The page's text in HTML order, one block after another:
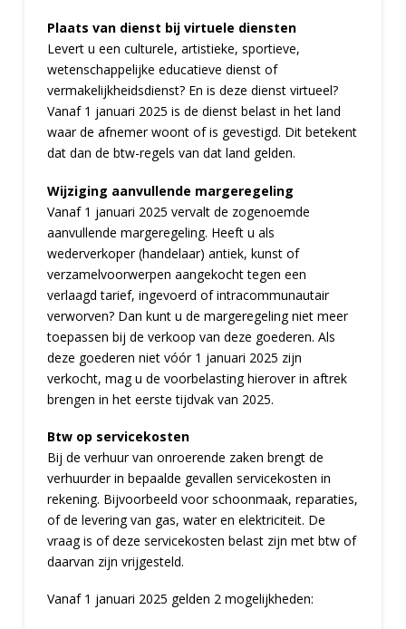
Plaats van dienst bij virtuele diensten
Levert u een culturele, artistieke, sportieve,
wetenschappelijke educatieve dienst of
vermakelijkheidsdienst? En is deze dienst virtueel?
Vanaf 1 januari 2025 is de dienst belast in het land
waar de afnemer woont of is gevestigd. Dit betekent
dat dan de btw-regels van dat land gelden.
Wijziging aanvullende margeregeling
Vanaf 1 januari 2025 vervalt de zogenoemde
aanvullende margeregeling. Heeft u als
wederverkoper (handelaar) antiek, kunst of
verzamelvoorwerpen aangekocht tegen een
verlaagd tarief, ingevoerd of intracommunautair
verworven? Dan kunt u de margeregeling niet meer
toepassen bij de verkoop van deze goederen. Als
deze goederen niet vóór 1 januari 2025 zijn
verkocht, mag u de voorbelasting hierover in aftrek
brengen in het eerste tijdvak van 2025.
Btw op servicekosten
Bij de verhuur van onroerende zaken brengt de
verhuurder in bepaalde gevallen servicekosten in
rekening. Bijvoorbeeld voor schoonmaak, reparaties,
of de levering van gas, water en elektriciteit. De
vraag is of deze servicekosten belast zijn met btw of
daarvan zijn vrijgesteld.
Vanaf 1 januari 2025 gelden 2 mogelijkheden: